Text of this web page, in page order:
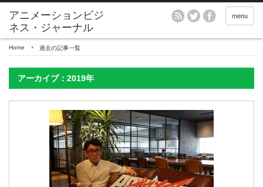
アニメーションビジ
ネス・ジャーナル
menu
Home 過去の記事一覧
アーカイブ：2019年